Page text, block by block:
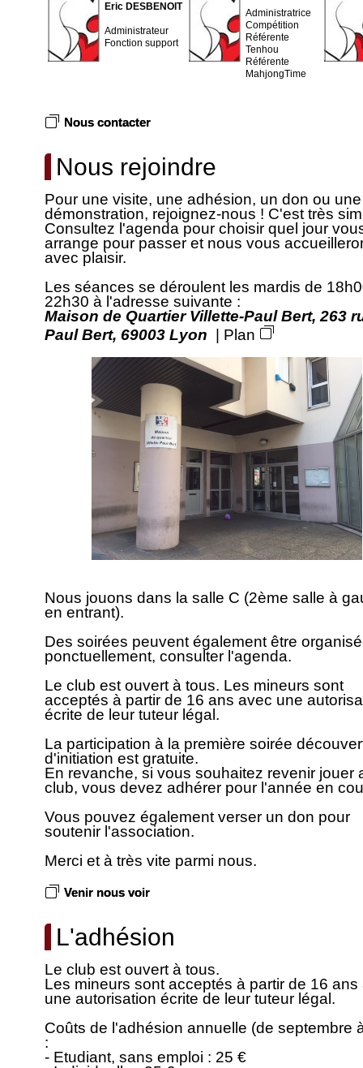
Eric DESBENOIT
Administrateur
Fonction support
Administratrice
Compétition
Référente
Tenhou
Référente
MahjongTime
Nous contacter
Nous rejoindre
Pour une visite, une adhésion, un don ou une
démonstration, rejoignez-nous ! C'est très
Consultez l'agenda pour choisir quel jour
arrange pour passer et nous vous
avec plaisir.
Les séances se déroulent les mardis de
22h30 à l'adresse suivante :
Maison de Quartier Villette-Paul Bert, 263
Paul Bert, 69003 Lyon
Plan
Nous jouons dans la salle C (2ème salle à
en entrant).
Des soirées peuvent également être
ponctuellement, consulter l'agenda.
Le club est ouvert à tous. Les mineurs sont
acceptés à partir de 16 ans avec une
écrite de leur tuteur légal.
La participation à la première soirée
d'initiation est gratuite.
En revanche, si vous souhaitez revenir jouer
club, vous devez adhérer pour l'année en
Vous pouvez également verser un don pour
soutenir l'association.
Merci et à très vite parmi nous.
Venir nous voir
L'adhésion
Le club est ouvert à tous.
Les mineurs sont acceptés à partir de 16 ans
une autorisation écrite de leur tuteur légal.
Coûts de l'adhésion annuelle (de septembre
:
- Etudiant, sans emploi : 25 €